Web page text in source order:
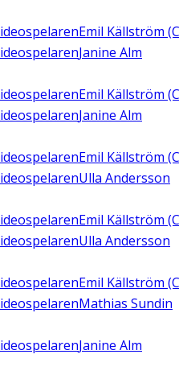
Emil Källström
Janine Alm
Emil Källström
Janine Alm
Emil Källström
Ulla Andersson
Emil Källström
Ulla Andersson
Emil Källström
Mathias Sundin
Janine Alm